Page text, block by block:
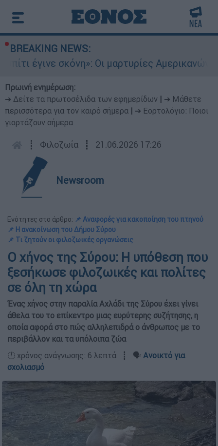
BREAKING NEWS:
σκόνη»: Οι μαρτυρίες Αμερικανών που
Πρωινή ενημέρωση:
➔ Δείτε τα πρωτοσέλιδα των εφημερίδων
➔ Μάθετε
περισσότερα για τον καιρό σήμερα
➔ Εορτολόγιο: Ποιοι
γιορτάζουν σήμερα
┋ Φιλοζωία ┋ 21.06.2026 17:26
Newsroom
Ενότητες στο άρθρο: 📌 Αναφορές για κακοποίηση του πτηνού
📌 Η ανακοίνωση του Δήμου Σύρου
📌 Τι ζητούν οι φιλοζωικές οργανώσεις
Ο χήνος της Σύρου: Η υπόθεση που
ξεσήκωσε φιλοζωικές και πολίτες
σε όλη τη χώρα
Ένας χήνος στην παραλία Αχλάδι της Σύρου έχει γίνει
άθελα του το επίκεντρο μιας ευρύτερης συζήτησης, η
οποία αφορά στο πώς αλληλεπιδρά ο άνθρωπος με το
περιβάλλον και τα υπόλοιπα ζώα
🕛 χρόνος ανάγνωσης: 6 λεπτά ┋ 🗣️ Ανοικτό για
σχολιασμό